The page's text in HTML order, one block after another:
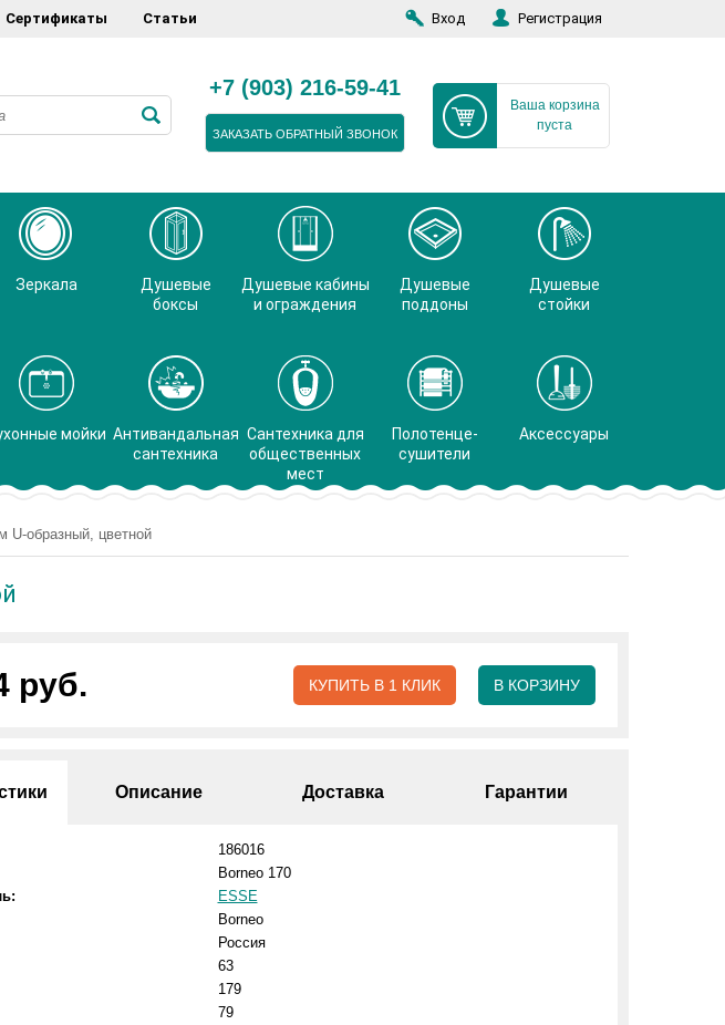
Сертификаты Статьи Вход Регистрация
+7 (903) 216-59-41
ЗАКАЗАТЬ ОБРАТНЫЙ ЗВОНОК
Ваша корзина
пуста
Зеркала
Душевые
боксы
Душевые кабины
и ограждения
Душевые
поддоны
Душевые
стойки
мойки Антивандальная
сантехника
Сантехника для
общественных
мест
Полотенце-
сушители
Аксессуары
U-образный, цветной
руб. КУПИТЬ В 1 КЛИК В КОРЗИНУ
Описание Доставка Гарантии
186016
Borneo 170
ESSE
Borneo
Россия
63
179
79